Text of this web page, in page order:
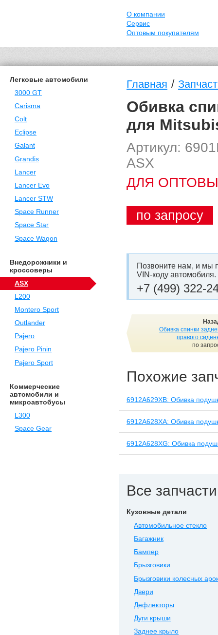
О компании
Сервис
Оптовым покупателям
Легковые автомобили
3000 GT
Carisma
Colt
Eclipse
Galant
Grandis
Lancer
Lancer Evo
Lancer STW
Space Runner
Space Star
Space Wagon
Внедорожники и
кроссоверы
ASX
L200
Montero Sport
Outlander
Pajero
Pajero Pinin
Pajero Sport
Коммерческие
автомобили и
микроавтобусы
L300
Space Gear
Главная /
Обивка
для
Артикул:
ASX
ДЛЯ
по запросу
Позвоните нам, и мы
VIN-коду автомобиля.
+7 (499) 322-
Обивка спинки
правого
по
Похожие
6912A629XB: Обивка
6912A628XA: Обивка
6912A628XG: Обивка
Все
Кузовные детали
Автомобильное стекло
Багажник
Бампер
Брызговики
Брызговики колесных
Двери
Дефлекторы
Дуги крыши
Заднее крыло